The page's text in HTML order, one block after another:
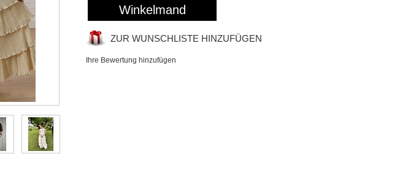
Winkelmand
ZUR WUNSCHLISTE HINZUFÜGEN
Ihre Bewertung hinzufügen